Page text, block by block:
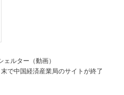
ルター（動画）
で中国経済産業局のサイトが終了